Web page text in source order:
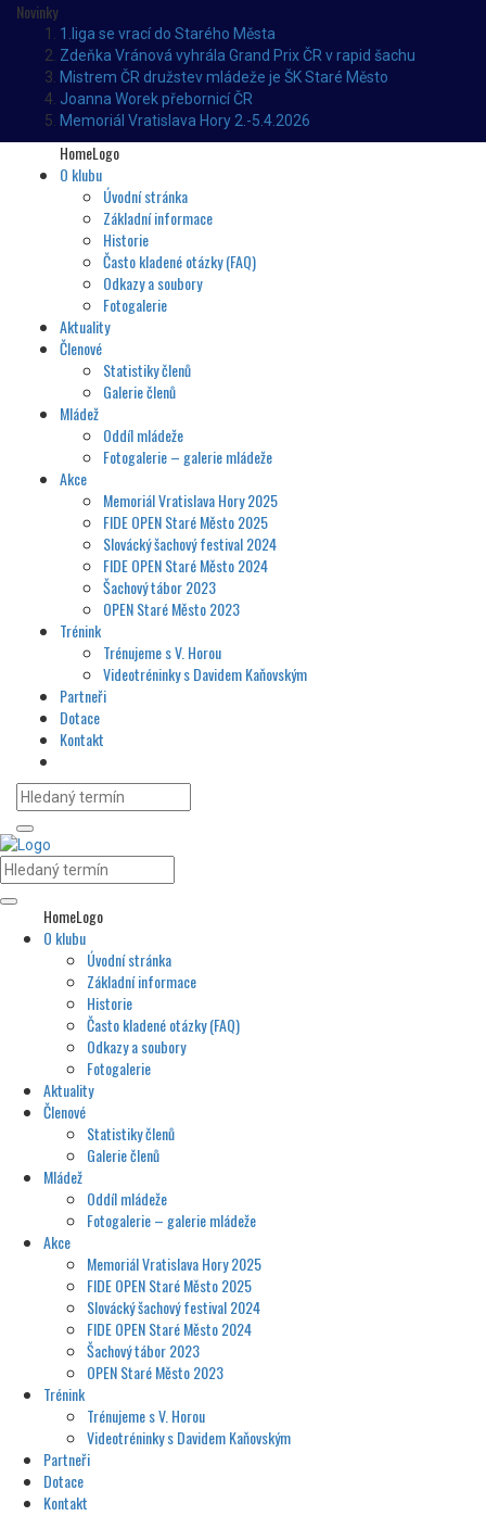
Novinky
1.liga se vrací do Starého Města
Zdeňka Vránová vyhrála Grand Prix ČR v rapid šachu
Mistrem ČR družstev mládeže je ŠK Staré Město
Joanna Worek přebornicí ČR
Memoriál Vratislava Hory 2.-5.4.2026
HomeLogo
O klubu
Úvodní stránka
Základní informace
Historie
Často kladené otázky (FAQ)
Odkazy a soubory
Fotogalerie
Aktuality
Členové
Statistiky členů
Galerie členů
Mládež
Oddíl mládeže
Fotogalerie – galerie mládeže
Akce
Memoriál Vratislava Hory 2025
FIDE OPEN Staré Město 2025
Slovácký šachový festival 2024
FIDE OPEN Staré Město 2024
Šachový tábor 2023
OPEN Staré Město 2023
Trénink
Trénujeme s V. Horou
Videotréninky s Davidem Kaňovským
Partneři
Dotace
Kontakt
HomeLogo
O klubu
Úvodní stránka
Základní informace
Historie
Často kladené otázky (FAQ)
Odkazy a soubory
Fotogalerie
Aktuality
Členové
Statistiky členů
Galerie členů
Mládež
Oddíl mládeže
Fotogalerie – galerie mládeže
Akce
Memoriál Vratislava Hory 2025
FIDE OPEN Staré Město 2025
Slovácký šachový festival 2024
FIDE OPEN Staré Město 2024
Šachový tábor 2023
OPEN Staré Město 2023
Trénink
Trénujeme s V. Horou
Videotréninky s Davidem Kaňovským
Partneři
Dotace
Kontakt